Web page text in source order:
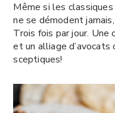
Même si les
ne se démodent
Trois fois par jour. Une
et un alliage d’avocats
sceptiques!